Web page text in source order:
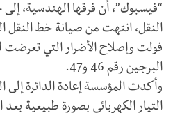
“فيسبوك”، أن فرقها الهندسية،
فولت وإصلاح الأضرار التي تعرضت
البرجين رقم 46 و47.
وأكدت المؤسسة إعادة الدائرة
التيار الكهربائي بصورة طبيعية بعد